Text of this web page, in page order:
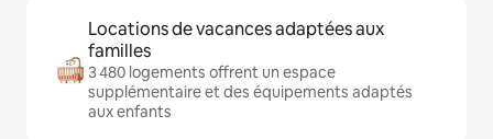
Locations de vacances adaptées aux
familles
3 480 logements offrent un espace
supplémentaire et des équipements adaptés
aux enfants